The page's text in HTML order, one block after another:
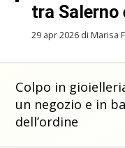
tra Salerno
29 apr 2026 di Marisa
Colpo in
un negozio e in
dell’ordine